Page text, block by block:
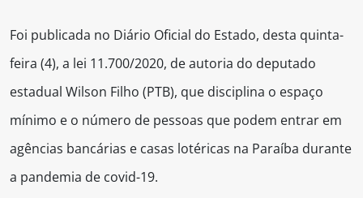
Foi publicada no Diário Oficial do Estado, desta quinta-
feira (4), a lei 11.700/2020, de autoria do deputado
estadual Wilson Filho (PTB), que disciplina o espaço
mínimo e o número de pessoas que podem entrar em
agências bancárias e casas lotéricas na Paraíba durante
a pandemia de covid-19.